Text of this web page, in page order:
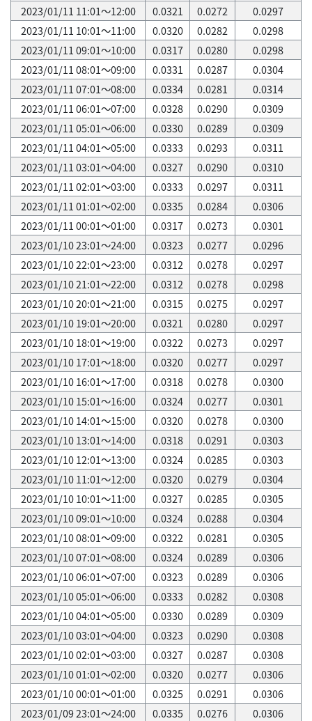
2023/01/11 11:01～12:00
0.0321 0.0272
0.0297
2023/01/11 10:01～11:00
0.0320 0.0282
0.0298
2023/01/11 09:01～10:00
0.0317 0.0280
0.0298
2023/01/11 08:01～09:00
0.0331 0.0287
0.0304
2023/01/11 07:01～08:00
0.0334 0.0281
0.0314
2023/01/11 06:01～07:00
0.0328 0.0290
0.0309
2023/01/11 05:01～06:00
0.0330 0.0289
0.0309
2023/01/11 04:01～05:00
0.0333 0.0293
0.0311
2023/01/11 03:01～04:00
0.0327 0.0290
0.0310
2023/01/11 02:01～03:00
0.0333 0.0297
0.0311
2023/01/11 01:01～02:00
0.0335 0.0284
0.0306
2023/01/11 00:01～01:00
0.0317 0.0273
0.0301
2023/01/10 23:01～24:00
0.0323 0.0277
0.0296
2023/01/10 22:01～23:00
0.0312 0.0278
0.0297
2023/01/10 21:01～22:00
0.0312 0.0278
0.0298
2023/01/10 20:01～21:00
0.0315 0.0275
0.0297
2023/01/10 19:01～20:00
0.0321 0.0280
0.0297
2023/01/10 18:01～19:00
0.0322 0.0273
0.0297
2023/01/10 17:01～18:00
0.0320 0.0277
0.0297
2023/01/10 16:01～17:00
0.0318 0.0278
0.0300
2023/01/10 15:01～16:00
0.0324 0.0277
0.0301
2023/01/10 14:01～15:00
0.0320 0.0278
0.0300
2023/01/10 13:01～14:00
0.0318 0.0291
0.0303
2023/01/10 12:01～13:00
0.0324 0.0285
0.0303
2023/01/10 11:01～12:00
0.0320 0.0279
0.0304
2023/01/10 10:01～11:00
0.0327 0.0285
0.0305
2023/01/10 09:01～10:00
0.0324 0.0288
0.0304
2023/01/10 08:01～09:00
0.0322 0.0281
0.0305
2023/01/10 07:01～08:00
0.0324 0.0289
0.0306
2023/01/10 06:01～07:00
0.0323 0.0289
0.0306
2023/01/10 05:01～06:00
0.0333 0.0282
0.0308
2023/01/10 04:01～05:00
0.0330 0.0289
0.0309
2023/01/10 03:01～04:00
0.0323 0.0290
0.0308
2023/01/10 02:01～03:00
0.0327 0.0287
0.0308
2023/01/10 01:01～02:00
0.0320 0.0277
0.0306
2023/01/10 00:01～01:00
0.0325 0.0291
0.0306
2023/01/09 23:01～24:00
0.0335 0.0276
0.0306